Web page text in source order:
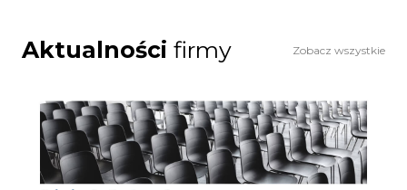
Aktualności firmy Zobacz wszystkie